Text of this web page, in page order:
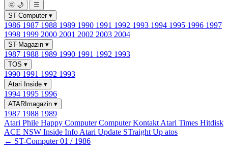
🌞 🌙
☰
ST-Computer ▾
1986 1987 1988 1989 1990 1991 1992 1993 1994 1995 1996 1997
1998 1999 2000 2001 2002 2003 2004
ST-Magazin ▾
1987 1988 1989 1990 1991 1992 1993
TOS ▾
1990 1991 1992 1993
Atari Inside ▾
1994 1995 1996
ATARImagazin ▾
1987 1988 1989
Atari Phile Happy ComputerComputer Kontakt Atari Times Hitdisk
ACE NSW Inside Info Atari Update STraight Up atos
← ST-Computer 01 / 1986